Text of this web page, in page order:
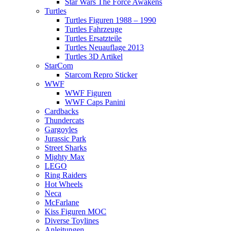
Turtles
Turtles Figuren 1988 – 1990
Turtles Fahrzeuge
Turtles Ersatzteile
Turtles Neuauflage 2013
Turtles 3D Artikel
StarCom
Starcom Repro Sticker
WWF
WWF Figuren
WWF Caps Panini
Cardbacks
Thundercats
Gargoyles
Jurassic Park
Street Sharks
Mighty Max
LEGO
Ring Raiders
Hot Wheels
Neca
McFarlane
Kiss Figuren MOC
Diverse Toylines